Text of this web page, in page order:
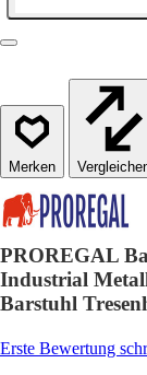
PROREGAL
Industrial
Barstuhl
Erste Bewertung